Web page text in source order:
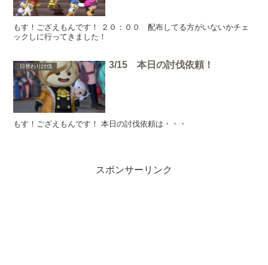
もす！ござえもんです！ ２０：００ 配布してる方がいないかチェ
ックしに行ってきました！
日替わり討伐 3/15 本日の討伐依頼！
もす！ござえもんです！ 本日の討伐依頼は・・・
スポンサーリンク